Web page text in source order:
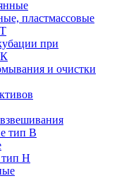
пластмассовые
при
и очистки
тип В
тип Н